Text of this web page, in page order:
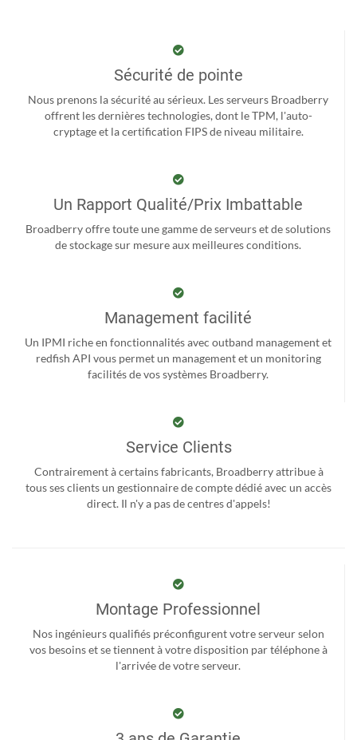
Sécurité de pointe
Nous prenons la sécurité au sérieux. Les serveurs Broadberry
offrent les dernières technologies, dont le TPM, l'auto-
cryptage et la certification FIPS de niveau militaire.
Un Rapport Qualité/Prix Imbattable
Broadberry offre toute une gamme de serveurs et de solutions
de stockage sur mesure aux meilleures conditions.
Management facilité
Un IPMI riche en fonctionnalités avec outband management et
redfish API vous permet un management et un monitoring
facilités de vos systèmes Broadberry.
Service Clients
Contrairement à certains fabricants, Broadberry attribue à
tous ses clients un gestionnaire de compte dédié avec un accès
direct. Il n'y a pas de centres d'appels!
Montage Professionnel
Nos ingénieurs qualifiés préconfigurent votre serveur selon
vos besoins et se tiennent à votre disposition par téléphone à
l'arrivée de votre serveur.